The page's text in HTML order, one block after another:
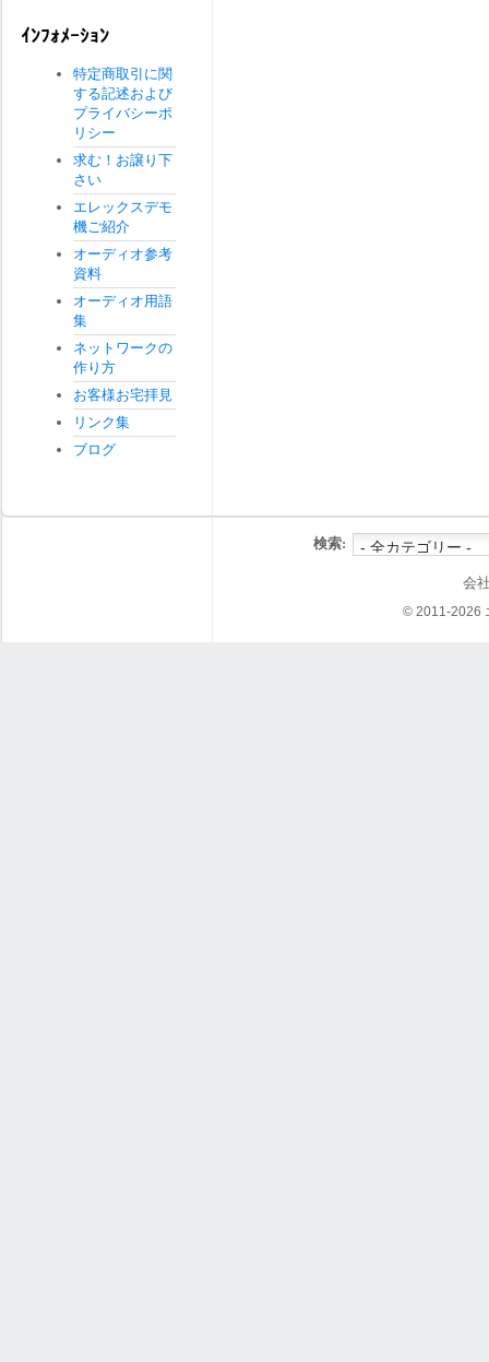
ｲﾝﾌｫﾒｰｼｮﾝ
特定商取引に関
する記述および
プライバシーポ
リシー
求む！お譲り下
さい
エレックスデモ
機ご紹介
オーディオ参考
資料
オーディオ用語
集
ネットワークの
作り方
お客様お宅拝見
リンク集
ブログ
検索:
会
© 2011-2026